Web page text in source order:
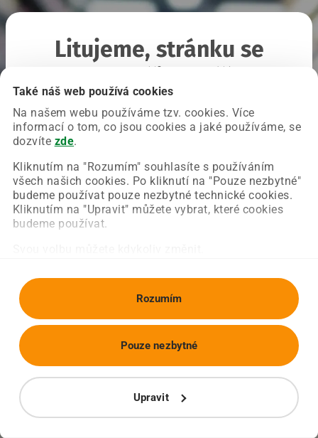
Také náš web používá cookies
Na našem webu používáme tzv. cookies. Více
informací o tom, co jsou cookies a jaké používáme, se
dozvíte zde.
Kliknutím na "Rozumím" souhlasíte s používáním
všech našich cookies. Po kliknutí na "Pouze nezbytné"
budeme používat pouze nezbytné technické cookies.
Kliknutím na "Upravit" můžete vybrat, které cookies
budeme používat.
Rozumím
Upravit
Pouze nezbytné
Litujeme, stránku se
Chyba nastala na naší straně a už ji opravujeme.
Zkuste prosím znovu načíst požadovanou stránku.
Obnovit stránku Úvodní strana